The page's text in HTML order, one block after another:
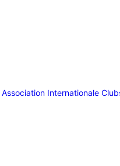
Association Internationale